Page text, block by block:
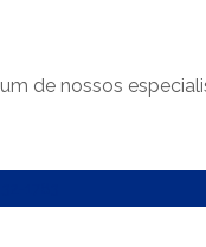
de nossos